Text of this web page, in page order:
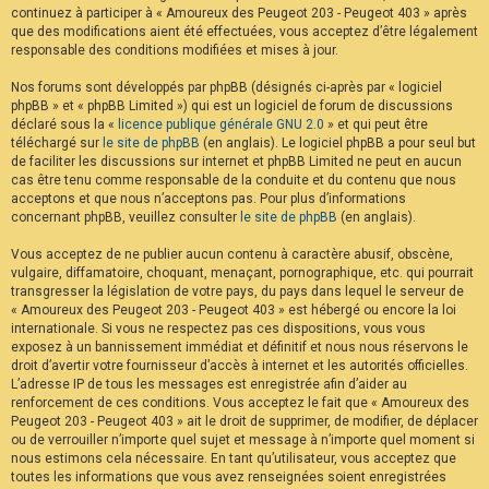
F
A
Q
continuez à participer à « Amoureux des Peugeot 203 - Peugeot 403 » après
que des modifications aient été effectuées, vous acceptez d’être légalement
responsable des conditions modifiées et mises à jour.
Nos forums sont développés par phpBB (désignés ci-après par « logiciel
phpBB » et « phpBB Limited ») qui est un logiciel de forum de discussions
déclaré sous la « licence publique générale GNU 2.0 » et qui peut être
téléchargé sur le site de phpBB (en anglais). Le logiciel phpBB a pour seul but
de faciliter les discussions sur internet et phpBB Limited ne peut en aucun
cas être tenu comme responsable de la conduite et du contenu que nous
acceptons et que nous n’acceptons pas. Pour plus d’informations
concernant phpBB, veuillez consulter le site de phpBB (en anglais).
Vous acceptez de ne publier aucun contenu à caractère abusif, obscène,
vulgaire, diffamatoire, choquant, menaçant, pornographique, etc. qui pourrait
transgresser la législation de votre pays, du pays dans lequel le serveur de
« Amoureux des Peugeot 203 - Peugeot 403 » est hébergé ou encore la loi
internationale. Si vous ne respectez pas ces dispositions, vous vous
exposez à un bannissement immédiat et définitif et nous nous réservons le
droit d’avertir votre fournisseur d’accès à internet et les autorités officielles.
L’adresse IP de tous les messages est enregistrée afin d’aider au
renforcement de ces conditions. Vous acceptez le fait que « Amoureux des
Peugeot 203 - Peugeot 403 » ait le droit de supprimer, de modifier, de déplacer
ou de verrouiller n’importe quel sujet et message à n’importe quel moment si
nous estimons cela nécessaire. En tant qu’utilisateur, vous acceptez que
toutes les informations que vous avez renseignées soient enregistrées